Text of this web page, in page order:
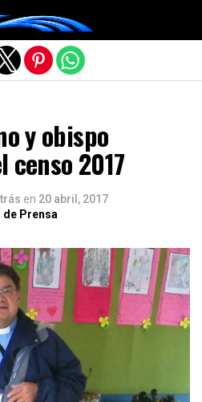
y obispo
censo 2017
en 20 abril, 2017
de Prensa
versión móvil